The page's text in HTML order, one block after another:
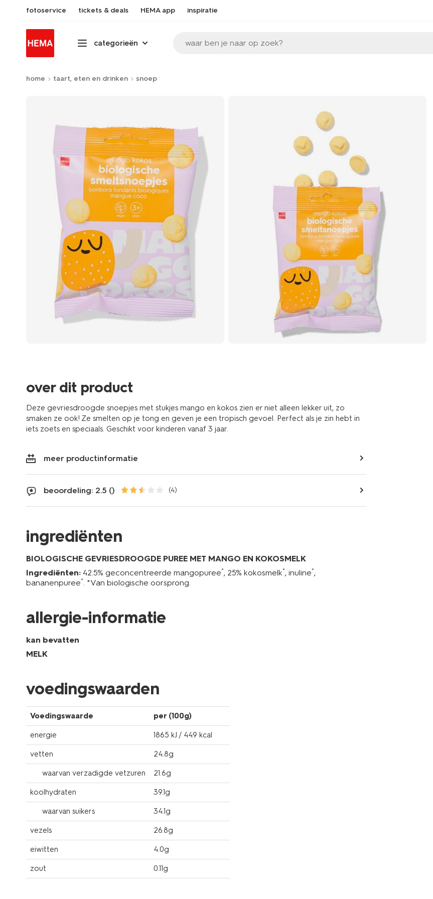
fotoservice tickets & deals HEMA app inspiratie
categorieën waar ben je naar op zoek?
home taart, eten en drinken snoep
over dit product
Deze gevriesdroogde snoepjes met stukjes mango en kokos zien er niet alleen lekker uit, zo
smaken ze ook! Ze smelten op je tong en geven je een tropisch gevoel. Perfect als je zin hebt in
iets zoets en speciaals. Geschikt voor kinderen vanaf 3 jaar.
meer productinformatie
beoordeling: 2.5 () (4)
ingrediënten
BIOLOGISCHE GEVRIESDROOGDE PUREE MET MANGO EN KOKOSMELK
Ingrediënten: 42.5% geconcentreerde mangopuree*, 25% kokosmelk*, inuline*,
bananenpuree* . *Van biologische oorsprong.
allergie-informatie
kan bevatten
MELK
voedingswaarden
Voedingswaarde per (100g)
energie 1865 kJ / 449 kcal
vetten 24.8g
waarvan verzadigde vetzuren 21.6g
koolhydraten 39.1g
waarvan suikers 34.1g
vezels 26.8g
eiwitten 4.0g
zout 0.11g